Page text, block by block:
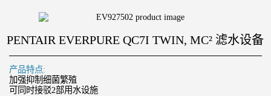
PENTAIR EVERPURE QC7I TWIN, MC² 滤水设备
产品特点:
加强抑制细菌繁殖
可同时接驳2部用水设施